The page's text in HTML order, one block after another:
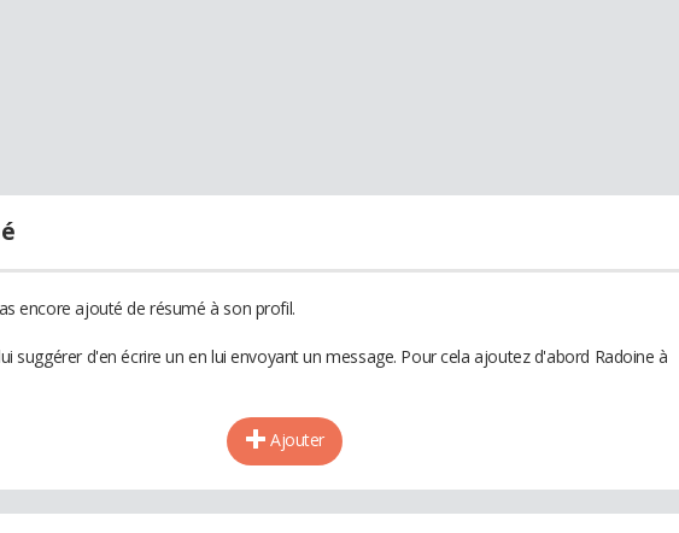
encore ajouté de résumé à son profil.
suggérer d'en écrire un en lui envoyant un message. Pour cela ajoutez d'abord Radoine à
Ajouter